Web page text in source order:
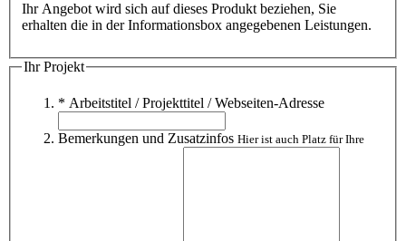
Ihr Angebot wird sich auf dieses Produkt beziehen, Sie
erhalten die in der Informationsbox angegebenen Leistungen.
Ihr Projekt
* Arbeitstitel / Projekttitel / Webseiten-Adresse
Bemerkungen und Zusatzinfos Hier ist auch Platz für Ihre